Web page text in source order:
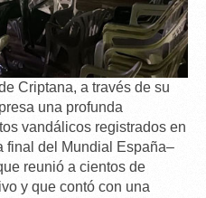
Criptana, a través de su
una profunda
vandálicos registrados en
final del Mundial España–
reunió a cientos de
y que contó con una